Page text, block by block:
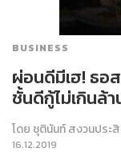
BUSINESS
ผ่อนดีมีเฮ! ธอ
ชั้นดีกู้ไม่เกินล้า
โดย ชุตินันท์ สงวนประ
16.12.2019